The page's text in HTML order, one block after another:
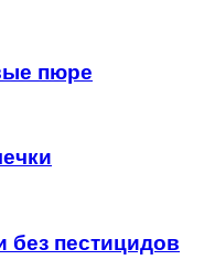
пюре
пестицидов